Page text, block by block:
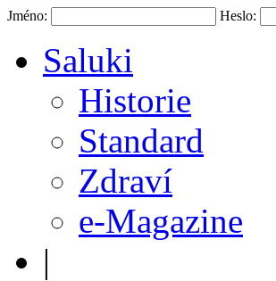
Jméno: Heslo:
Saluki
Historie
Standard
Zdraví
e-Magazine
|